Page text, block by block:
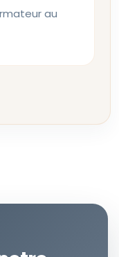
au